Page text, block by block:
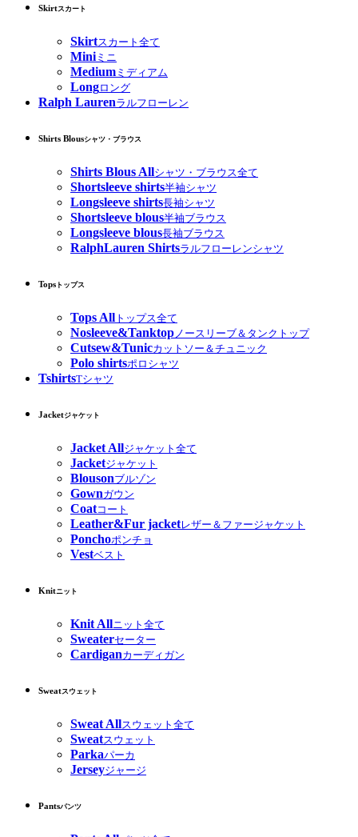
Skirtスカート
Skirtスカート全て
Miniミニ
Medium ミディアム
Longロング
Ralph Laurenラルフローレン
Shirts Blousシャツ・ブラウス
Shirts Blous Allシャツ・ブラウス全て
Shortsleeve shirts半袖シャツ
Longsleeve shirts長袖シャツ
Shortsleeve blous半袖ブラウス
Longsleeve blous長袖ブラウス
RalphLauren Shirtsラルフローレンシャツ
Tops トップス
Tops All トップス全て
Nosleeve&Tanktop ノースリーブ＆タンクトップ
Cutsew&Tunicカットソー＆チュニック
Polo shirtsポロシャツ
TshirtsTシャツ
Jacketジャケット
Jacket Allジャケット全て
Jacketジャケット
Blousonブルゾン
Gownガウン
Coatコート
Leather&Fur jacketレザー＆ファージャケット
Ponchoポンチョ
Vestベスト
Knitニット
Knit Allニット全て
Sweaterセーター
Cardiganカーディガン
Sweatスウェット
Sweat Allスウェット全て
Sweatスウェット
Parkaパーカ
Jerseyジャージ
Pantsパンツ